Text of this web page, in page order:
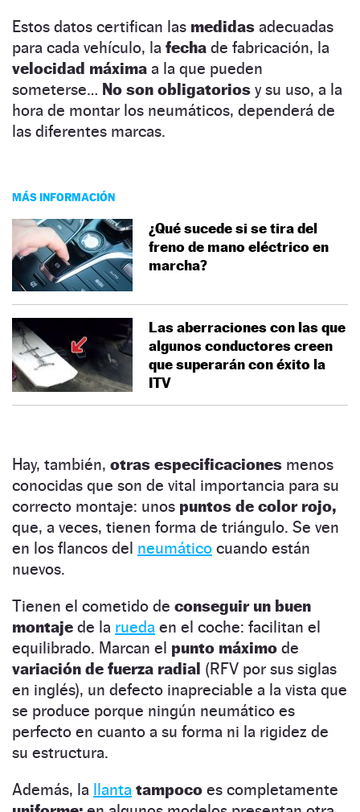
Estos datos certifican las medidas adecuadas
para cada vehículo, la fecha de fabricación, la
velocidad máxima a la que pueden
someterse… No son obligatorios y su uso, a la
hora de montar los neumáticos, dependerá de
las diferentes marcas.
MÁS INFORMACIÓN
¿Qué sucede si se tira del
freno de mano eléctrico en
marcha?
Las aberraciones con las que
algunos conductores creen
que superarán con éxito la
ITV
Hay, también, otras especificaciones menos
conocidas que son de vital importancia para su
correcto montaje: unos puntos de color rojo,
que, a veces, tienen forma de triángulo. Se ven
en los flancos del neumático cuando están
nuevos.
Tienen el cometido de conseguir un buen
montaje de la rueda en el coche: facilitan el
equilibrado. Marcan el punto máximo de
variación de fuerza radial (RFV por sus siglas
en inglés), un defecto inapreciable a la vista que
se produce porque ningún neumático es
perfecto en cuanto a su forma ni la rigidez de
su estructura.
Además, la llanta tampoco es completamente